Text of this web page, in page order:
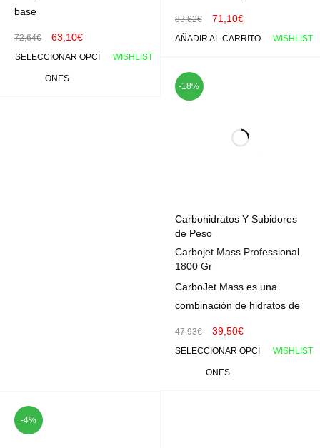
base
72,64€ 63,10€
SELECCIONAR OPCI
ONES
WISHLIST
83,62€ 71,10€
AÑADIR AL CARRITO WISHLIST
-18%
Carbohidratos Y Subidores
de Peso
Carbojet Mass Professional
1800 Gr
CarboJet Mass es una
combinación de hidratos de
47,93€ 39,50€
SELECCIONAR OPCI
ONES
WISHLIST
-4%